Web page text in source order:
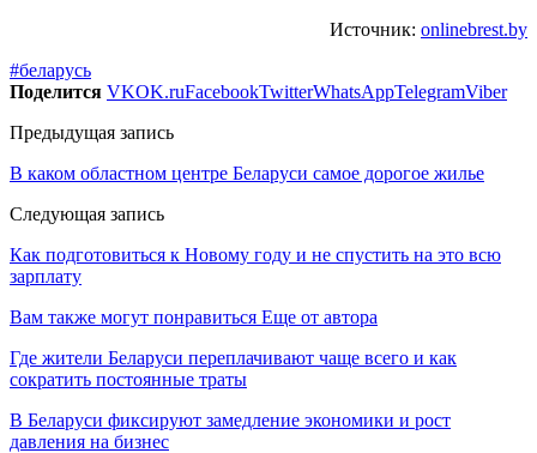
Источник: onlinebrest.by
#беларусь
Поделится VKOK.ruFacebookTwitterWhatsAppTelegramViber
Предыдущая запись
В каком областном центре Беларуси самое дорогое жилье
Следующая запись
Как подготовиться к Новому году и не спустить на это всю
зарплату
Вам также могут понравиться Еще от автора
Где жители Беларуси переплачивают чаще всего и как
сократить постоянные траты
В Беларуси фиксируют замедление экономики и рост
давления на бизнес